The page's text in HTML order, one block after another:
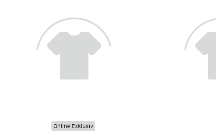
Online Exklusiv